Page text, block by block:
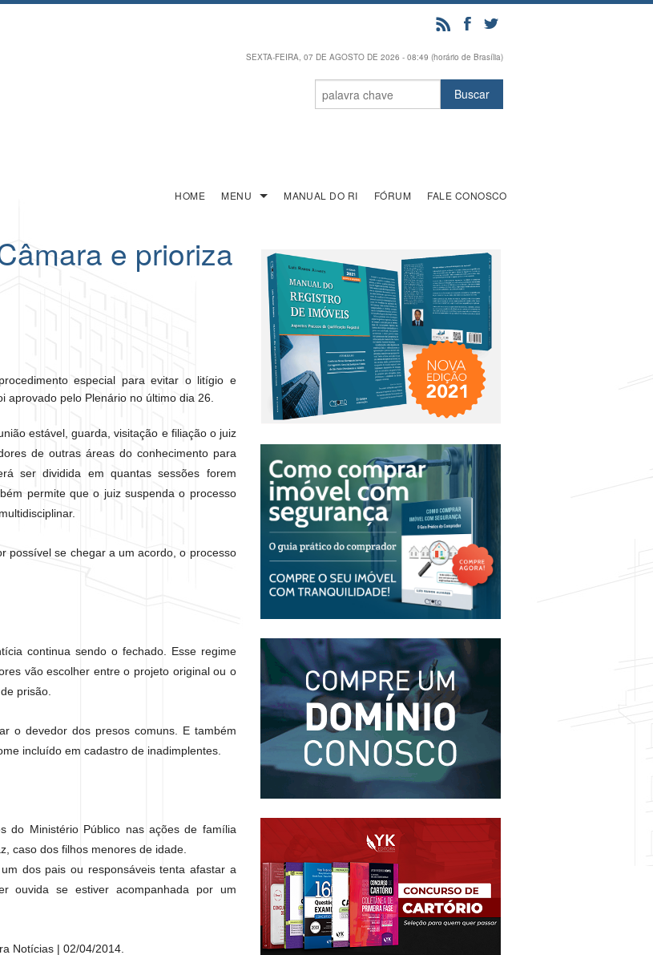
SEXTA-FEIRA, 07 DE AGOSTO DE 2026 - 08:49 (horário de Brasília)
HOME MENU MANUAL DO RI FÓRUM FALE CONOSCO
e prioriza
especial para evitar o litígio e
pelo Plenário no último dia 26.
estável, guarda, visitação e filiação o juiz
de outras áreas do conhecimento para
ser dividida em quantas sessões forem
permite que o juiz suspenda o processo
possível se chegar a um acordo, o processo
continua sendo o fechado. Esse regime
vão escolher entre o projeto original ou o
prisão.
o devedor dos presos comuns. E também
incluído em cadastro de inadimplentes.
do Ministério Público nas ações de família
caso dos filhos menores de idade.
dos pais ou responsáveis tenta afastar a
ouvida se estiver acompanhada por um
Notícias | 02/04/2014.